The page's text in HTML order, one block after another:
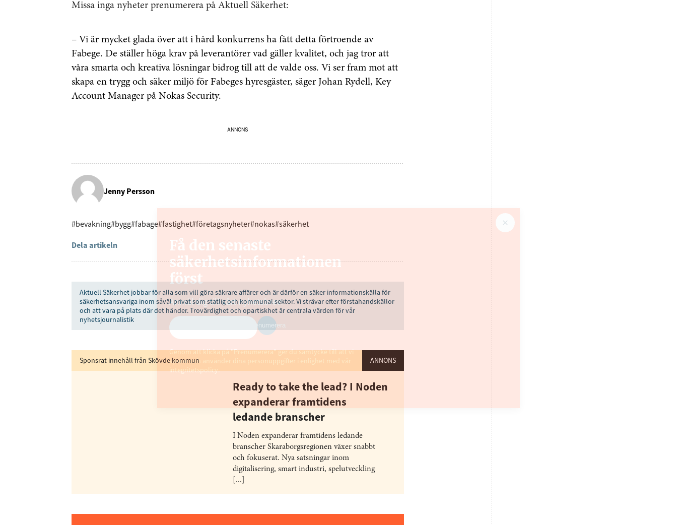
Missa inga nyheter prenumerera på Aktuell Säkerhet:
– Vi är mycket glada över att i hård konkurrens ha fått detta förtroende av
Fabege. De ställer höga krav på leverantörer vad gäller kvalitet, och jag tror att
våra smarta och kreativa lösningar bidrog till att de valde oss. Vi ser fram mot att
skapa en trygg och säker miljö för Fabeges hyresgäster, säger Johan Rydell, Key
Account Manager på Nokas Security.
ANNONS
Jenny Persson
#bevakning#bygg#fabage#fastighet#företagsnyheter#nokas#säkerhet
Dela artikeln
Aktuell Säkerhet jobbar för alla som vill göra säkrare affärer och är därför en säker informationskälla för
säkerhetsansvariga inom såväl privat som statlig och kommunal sektor. Vi strävar efter förstahandskällor
och att vara på plats där det händer. Trovärdighet och opartiskhet är centrala värden för vår
nyhetsjournalistik
Sponsrat innehåll från Skövde kommun ANNONS
Ready to take the lead? I Noden
expanderar framtidens
ledande branscher
I Noden expanderar framtidens ledande
branscher Skaraborgsregionen växer snabbt
och fokuserat. Nya satsningar inom
digitalisering, smart industri, spelutveckling
[...]
Få den senaste
säkerhetsinformationen
först
Anmäl dig till vårt nyhetsbrev!
Prenumerera
Genom att klicka på "Prenumerera" ger du samtycke till att vi
sparar och använder dina personuppgifter i enlighet med vår
integritetspolicy.